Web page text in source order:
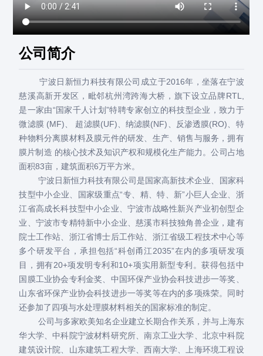
公司简介
宁波日新恒力科技有限公司成立于2016年，坐落在宁波
慈溪高新开发区，毗邻杭州湾跨海大桥，旗下设立品牌RTL,
是一家由“国家千人计划”特聘专家创立的科技型企业，致力于
微滤膜 (MF)、 超滤膜(UF)、纳滤膜(NF)、反渗透膜(RO)、特
种物料分离膜材料及膜元件的研发、生产、销售与服务，拥有
膜片制造 的核心技术及知识产权和规模化生产能力。公司占地
面积83亩，建筑面积6万平方米。
宁波日新恒力科技有限公司是国家高新技术企业、国家科
技型中小企业、国家级重点“专、精、特、新”小巨人企业、浙
江省高成长科技型中小企业、宁波市战略性新兴产业初创型企
业、宁波市专精特新中小企业、慈溪市科技独角兽企业，建有
院士工作站、浙江省博士后工作站、浙江省级工程技术中心等
多个研发平台，承担包括“科创甬江2035”在内的多项研发项
目，拥有20+项发明专利和10+项实用新型专利。获得包括中
国膜工业协会专利金奖、中国环保产业协会科技进步一等奖、
山东省环保产业协会科技进步一等奖等在内的多项殊荣。同时
还参加了四项与水处理膜材料相关的国家标准的制定。
公司与多家欧美知名企业建立长期合作关系，并与上海东
华大学、中科院宁波材料研究所、南京工业大学、北京中科院
建筑设计院、山东建筑工程大学、西南大学、上海环境工程设